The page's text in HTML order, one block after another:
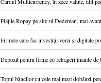
Plățile Ropay pe site-ul Dedeman, mai
Firmele care fac investiții verzi și digitale
Depozit pentru firme cu retrageri înainte de
Topul băncilor cu cele mai mari dobânzi